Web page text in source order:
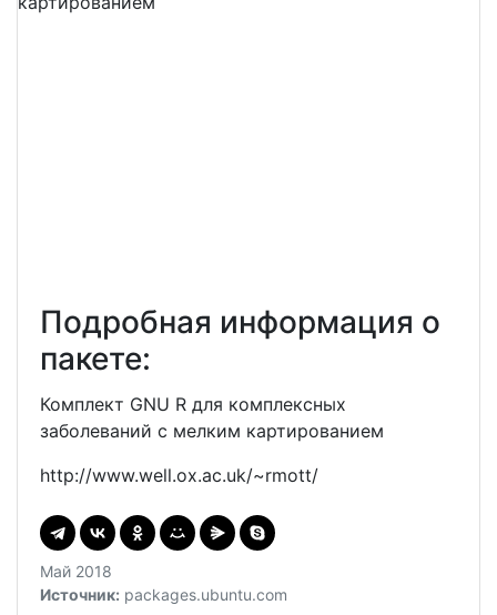
Подробная информация о
пакете:
Комплект GNU R для комплексных
заболеваний с мелким картированием
http://www.well.ox.ac.uk/~rmott/
Май 2018
Источник: packages.ubuntu.com